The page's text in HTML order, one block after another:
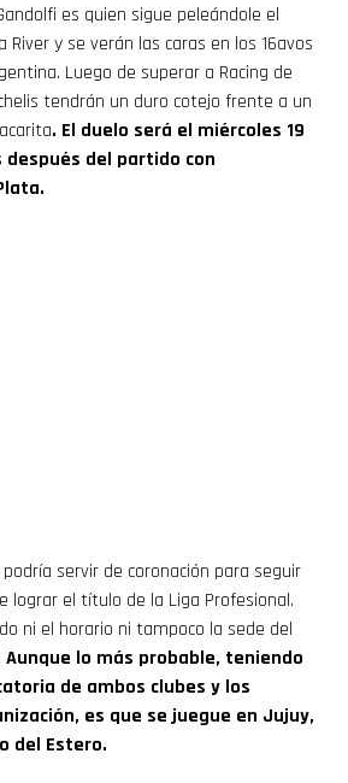
es quien sigue peleándole el
y se verán las caras en los 16avos
Luego de superar a Racing de
tendrán un duro cotejo frente a un
. El duelo será el miércoles 19
del partido con
servir de coronación para seguir
lograr el título de la Liga Profesional.
ni el horario ni tampoco la sede del
Aunque lo más probable, teniendo
de ambos clubes y los
es que se juegue en Jujuy,
del Estero.